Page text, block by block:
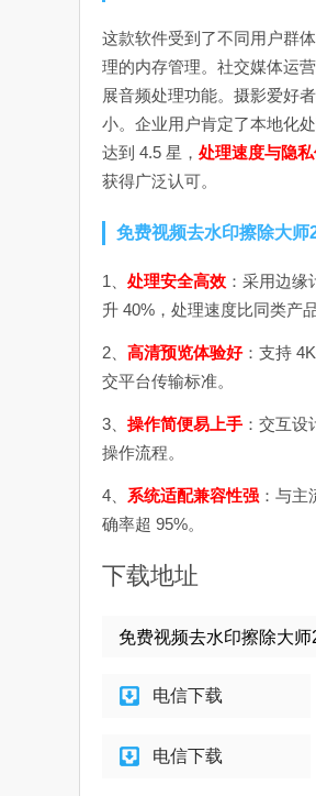
这款软件受到了不同用户群
理的内存管理。社交媒体运
展音频处理功能。摄影爱好
小。企业用户肯定了本地化
达到 4.5 星， 处理速度与隐
获得广泛认可。
免费视频去水印擦除大师
1、 处理安全高效 ：采用边
升 40%，处理速度比同类产
2、 高清预览体验好：支持
交平台传输标准。
3、 操作简便易上手 ：交互
操作流程。
4、 系统适配兼容性强 ：与
确率超 95%。
下载地址
免费视频去水印擦除大
电信下载
电信下载